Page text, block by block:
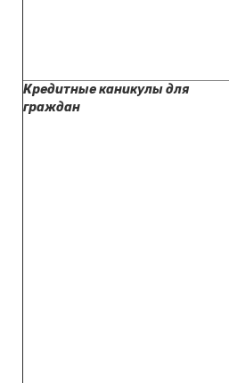
Кредитные каникулы для
граждан